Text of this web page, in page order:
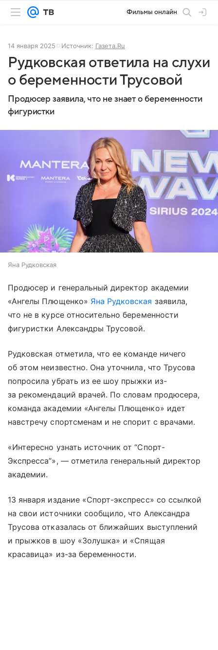
Фильмы онлайн
14 января 2025 Источник: Газета.Ru
Рудковская ответила на слухи
о беременности Трусовой
Продюсер заявила, что не знает о беременности
фигуристки
Яна Рудковская
Продюсер и генеральный директор академии
«Ангелы Плющенко» Яна Рудковская заявила,
что не в курсе относительно беременности
фигуристки Александры Трусовой.
Рудковская отметила, что ее команде ничего
об этом неизвестно. Она уточнила, что Трусова
попросила убрать из ее шоу прыжки из-
за рекомендаций врачей. По словам продюсера,
команда академии «Ангелы Плющенко» идет
навстречу спортсменам и не спорит с врачами.
«Интересно узнать источник от “Спорт-
Экспресса”», — отметила генеральный директор
академии.
13 января издание «Спорт-экспресс» со ссылкой
на свои источники сообщило, что Александра
Трусова отказалась от ближайших выступлений
и прыжков в шоу «Золушка» и «Спящая
красавица» из-за беременности.